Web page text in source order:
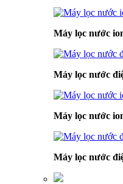
Máy lọc nước
Máy lọc nước
Máy lọc nước
Máy lọc nước